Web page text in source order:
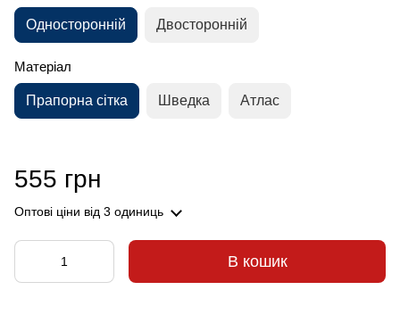
Односторонній Двосторонній
Матеріал
Прапорна сітка Шведка Атлас
555 грн
Оптові ціни від 3 одиниць
В кошик